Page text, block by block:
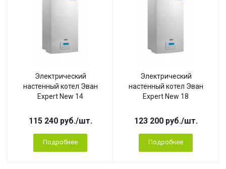
Электрический
настенный котел Эван
Expert New 14
115 240руб./шт.
Подробнее
Электрический
настенный котел Эван
Expert New 18
123 200руб./шт.
Подробнее